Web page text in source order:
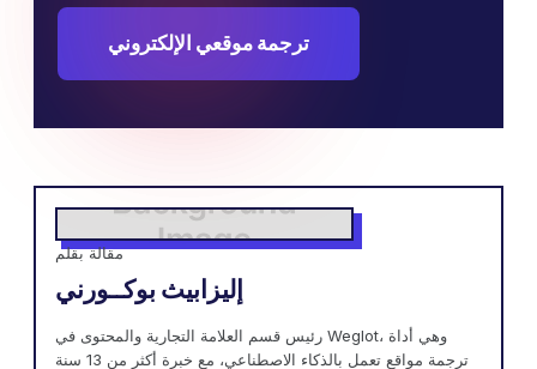
ترجمة موقعي الإلكتروني
مقالة بقلم
إليزابيث بوكــورني
رئيس قسم العلامة التجارية والمحتوى في Weglot، وهي أداة
ترجمة مواقع تعمل بالذكاء الاصطناعي، مع خبرة أكثر من 13 سنة